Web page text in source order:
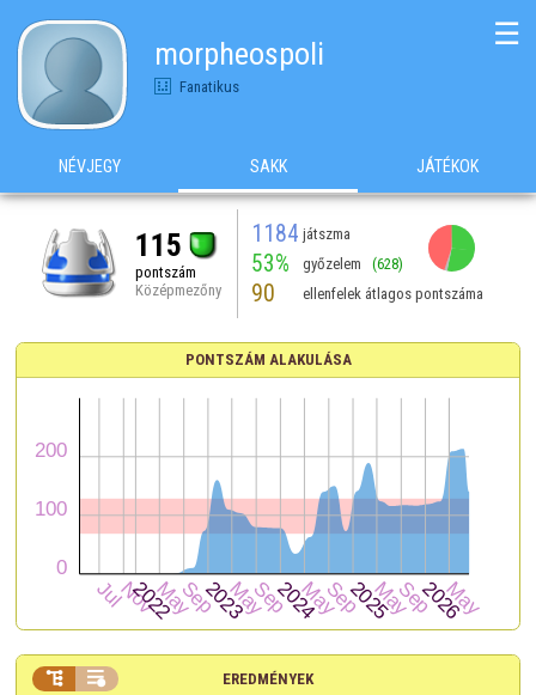
morpheospoli
Fanatikus
☰
NÉVJEGY SAKK JÁTÉKOK
115
pontszám
Középmezőny
1184 játszma
53% győzelem (628)
90 ellenfelek átlagos pontszáma
PONTSZÁM ALAKULÁSA
EREDMÉNYEK
 